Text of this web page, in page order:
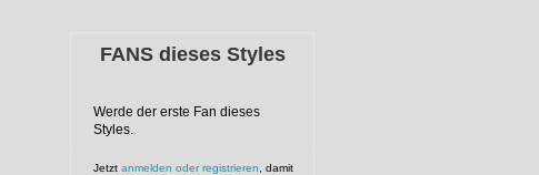
FANS dieses Styles
Werde der erste Fan dieses
Styles.
Jetzt anmelden oder registrieren , damit